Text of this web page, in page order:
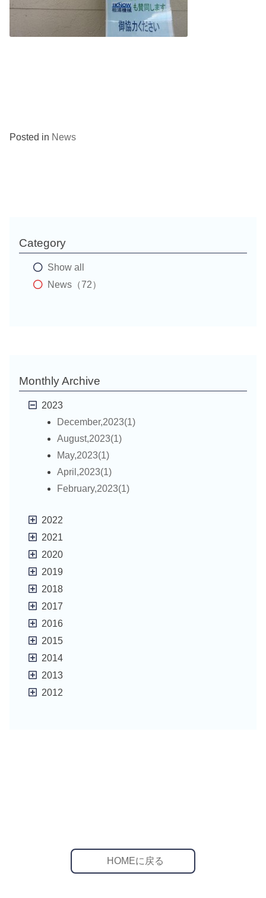
Posted in News
Category
Show all
News（72）
Monthly Archive
2023
December,2023(1)
August,2023(1)
May,2023(1)
April,2023(1)
February,2023(1)
2022
2021
2020
2019
2018
2017
2016
2015
2014
2013
2012
HOMEに戻る